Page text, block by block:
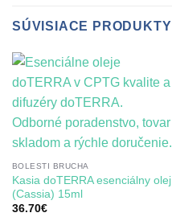
SÚVISIACE PRODUKTY
BOLESTI BRUCHA
Kasia doTERRA esenciálny olej
(Cassia) 15ml
36.70€